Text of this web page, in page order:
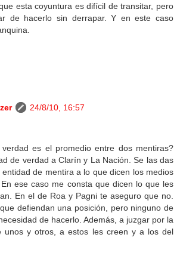
esta coyuntura es difícil de transitar, pero
de hacerlo sin derrapar. Y en este caso
24/8/10, 16:57
es el promedio entre dos mentiras?
de verdad a Clarín y La Nación. Se las das
de mentira a lo que dicen los medios
ese caso me consta que dicen lo que les
En el de Roa y Pagni te aseguro que no.
defiendan una posición, pero ninguno de
de hacerlo. Además, a juzgar por la
unos y otros, a estos les creen y a los del